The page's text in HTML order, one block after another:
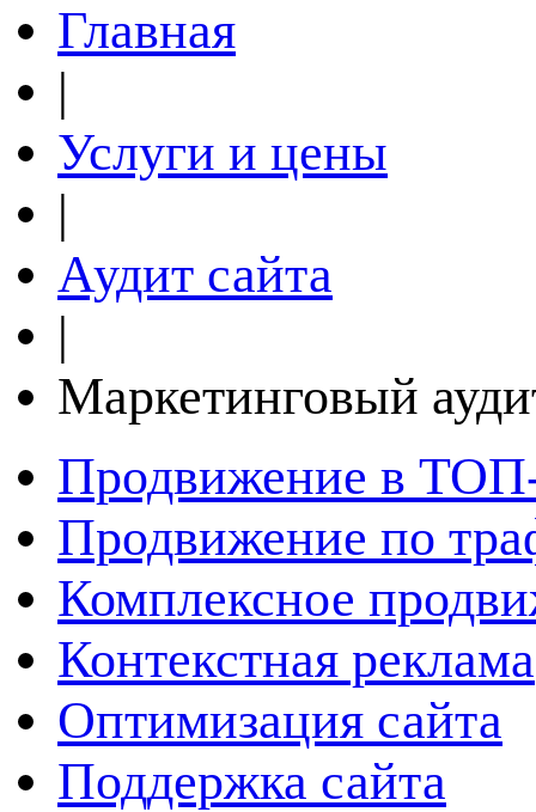
Главная
|
Услуги и цены
|
Аудит сайта
|
Маркетинговый
Продвижение в
Продвижение по
Комплексное
Контекстная реклама
Оптимизация сайта
Поддержка сайта